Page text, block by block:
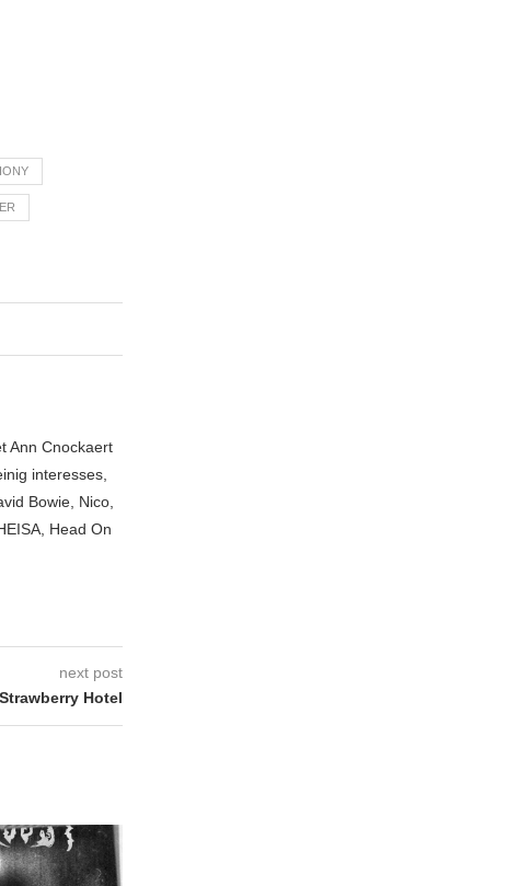
Ann Cnockaert
interesses,
Bowie, Nico,
Head On
next post
Hotel